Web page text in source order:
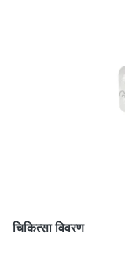
चिकित्सा विवरण